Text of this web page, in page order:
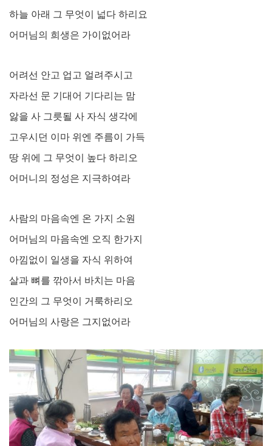
하늘 아래 그 무엇이 넓다 하리요
어머님의 희생은 가이없어라
어려선 안고 업고 얼려주시고
자라선 문 기대어 기다리는 맘
앓을 사 그릇될 사 자식 생각에
고우시던 이마 위엔 주름이 가득
땅 위에 그 무엇이 높다 하리오
어머니의 정성은 지극하여라
사람의 마음속엔 온 가지 소원
어머님의 마음속엔 오직 한가지
아낌없이 일생을 자식 위하여
살과 뼈를 깎아서 바치는 마음
인간의 그 무엇이 거룩하리오
어머님의 사랑은 그지없어라